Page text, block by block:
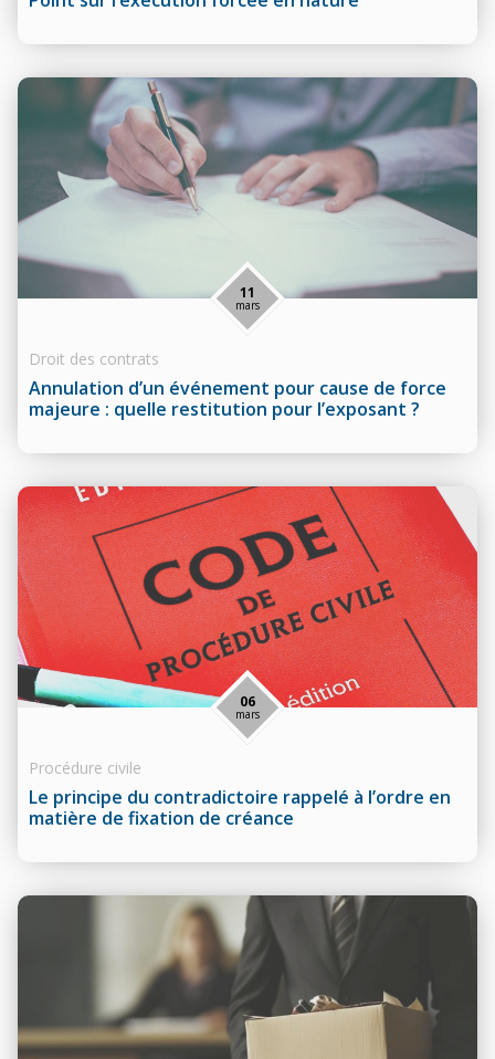
Annulation d’un événement pour cause de force
majeure : quelle restitution pour l’exposant ?
11
mars
Droit des contrats
Le principe du contradictoire rappelé à l’ordre en
matière de fixation de créance
06
mars
Procédure civile